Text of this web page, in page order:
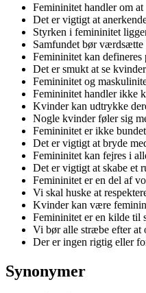
Femininitet handler om
Det er vigtigt at
Styrken i femininitet
Samfundet bør
Femininitet kan defineres
Det er smukt at se
Femininitet og
Femininitet handler ikke
Kvinder kan udtrykke
Nogle kvinder føler sig
Femininitet er ikke
Det er vigtigt at bryde
Femininitet kan fejres i
Det er vigtigt at skabe et
Femininitet er en del af
Vi skal huske at
Kvinder kan være
Femininitet er en kilde til
Vi bør alle stræbe efter at
Der er ingen rigtig eller
Synonymer